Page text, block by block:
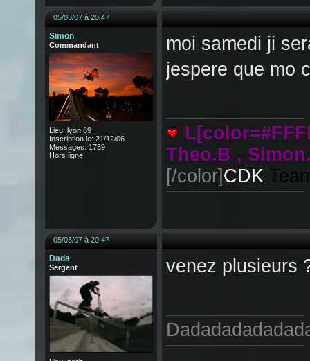
05/03/07 à 20:47
Simon
Commandant
Lieu: lyon 69
Inscription le: 21/12/06
Messages: 1739
Hors ligne
moi samedi ji
jespere que mo
Theo.B ,
[/color]CDK
05/03/07 à 20:47
Dada
Sergent venez plusieurs